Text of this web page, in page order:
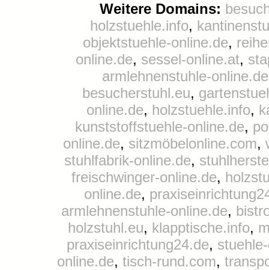
Weitere Domains:
holzstuehle.info,
objektstuehle-online.de,
online.de, sessel-online.at,
armlehnenstuhle-online.de
besucherstuhl.eu,
online.de, holzstuehle.info,
kunststoffstuehle-online.de,
online.de, sitzmöbelonline.com,
stuhlfabrik-online.de,
freischwinger-online.de,
online.de,
armlehnenstuhle-online.de,
holzstuhl.eu, klapptische.info,
praxiseinrichtung24.de,
online.de, tisch-rund.com,